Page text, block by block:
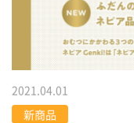
2021.04.01
新商品